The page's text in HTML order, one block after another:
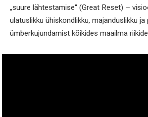
„suure lähtestamise“ (Great Reset) –
ulatuslikku ühiskondlikku, majanduslikku ja
ümberkujundamist kõikides maailma